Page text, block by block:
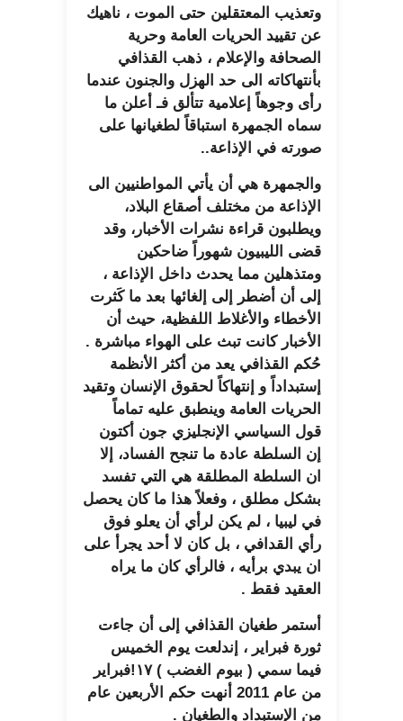
وتعذيب المعتقلين حتى الموت ، ناهيك
عن تقييد الحريات العامة وحرية
الصحافة والإعلام ، ذهب القذافي
بأنتهاكاته الى حد الهزل والجنون عندما
رأى وجوهاً إعلامية تتألق فـ أعلن ما
سماه الجمهرة استباقاً لطغيانها على
صورته في الإذاعة..
والجمهرة هي أن يأتي المواطنيين الى
الإذاعة من مختلف أصقاع البلاد،
ويطلبون قراءة نشرات الأخبار، وقد
قضى الليبيون شهوراً ضاحكين
ومتذهلين مما يحدث داخل الإذاعة ،
إلى أن أضطر إلى إلغائها بعد ما كَثرت
الأخطاء والأغلاط اللفظية، حيث أن
الأخبار كانت تبث على الهواء مباشرة .
حُكم القذافي يعد من أكثر الأنظمة
إستبداداً و إنتهاكاً لحقوق الإنسان وتقيد
الحريات العامة وينطبق عليه تماماً
قول السياسي الإنجليزي جون أكتون
إن السلطة عادة ما تنجح الفساد، إلا
ان السلطة المطلقة هي التي تفسد
بشكل مطلق ، وفعلاً هذا ما كان يحصل
في ليبيا ، لم يكن لرأي أن يعلو فوق
رأي القدافي ، بل كان لا أحد يجرأ على
ان يبدي برأيه ، فالرأي كان ما يراه
العقيد فقط .
أستمر طغيان القذافي إلى أن جاءت
ثورة فبراير ، إندلعت يوم الخميس
فيما سمي ( بيوم الغضب ) ١٧!فبراير
من عام 2011 أنهت حكم الأربعين عام
من الإستبداد والطغيان .